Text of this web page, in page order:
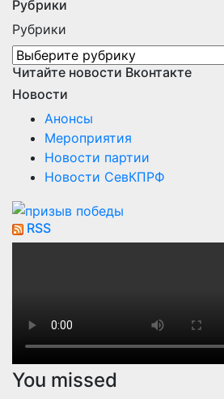
Рубрики
Рубрики
Читайте новости Вконтакте
Новости
Анонсы
Мероприятия
Новости партии
Новости СевКПРФ
RSS
You missed